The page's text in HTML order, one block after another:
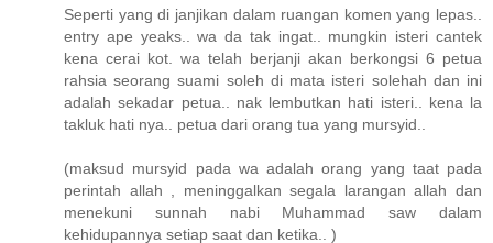
Seperti yang di janjikan dalam ruangan komen yang lepas..
entry ape yeaks.. wa da tak ingat.. mungkin isteri cantek
kena cerai kot. wa telah berjanji akan berkongsi 6 petua
rahsia seorang suami soleh di mata isteri solehah dan ini
adalah sekadar petua.. nak lembutkan hati isteri.. kena la
takluk hati nya.. petua dari orang tua yang mursyid..
(maksud mursyid pada wa adalah orang yang taat pada
perintah allah , meninggalkan segala larangan allah dan
menekuni sunnah nabi Muhammad saw dalam
kehidupannya setiap saat dan ketika.. )